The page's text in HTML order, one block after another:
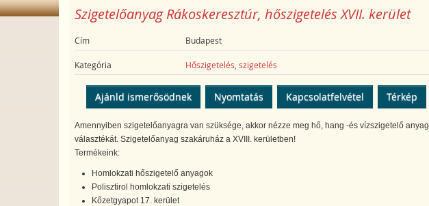
Szigetelőanyag Rákoskeresztúr, hőszigetelés XVII. kerület
Cím Budapest
Kategória Hőszigetelés, szigetelés
Ajánld ismerősödnek Nyomtatás Kapcsolatfelvétel Térkép
Amennyiben szigetelőanyagra van szüksége, akkor nézze meg hő, hang -és vízszigetelő anyag
választékát. Szigetelőanyag szakáruház a XVIII. kerületben!
Termékeink:
Homlokzati hőszigetelő anyagok
Polisztirol homlokzati szigetelés
Kőzetgyapot 17. kerület